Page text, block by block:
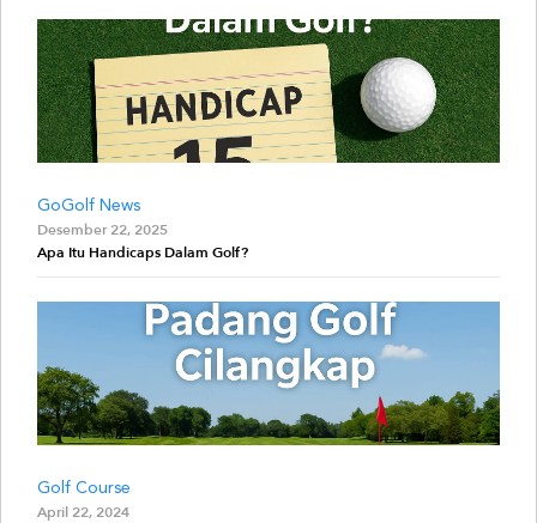
GoGolf News
Desember 22, 2025
Apa Itu Handicaps Dalam Golf?
Golf Course
April 22, 2024